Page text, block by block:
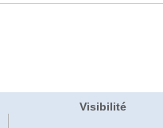
Visibilité